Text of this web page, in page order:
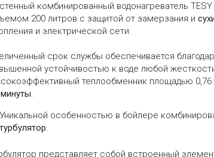
комбинированный водонагреватель
200 литров с защитой от замерзания и
и электрической сети.
срок службы обеспечивается
устойчивостью к воде любой
теплообменник площадью
.
Уникальной особенностью в бойлере
турбулятор.
представляет собой встроенный